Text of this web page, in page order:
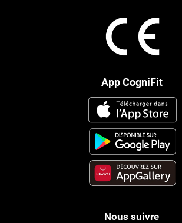
App CogniFit
Nous suivre